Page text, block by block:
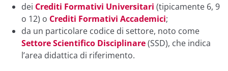
dei Crediti Formativi Universitari (tipicamente 6, 9
o 12) o Crediti Formativi Accademici;
da un particolare codice di settore, noto come
Settore Scientifico Disciplinare(SSD), che indica
l’area didattica di riferimento.